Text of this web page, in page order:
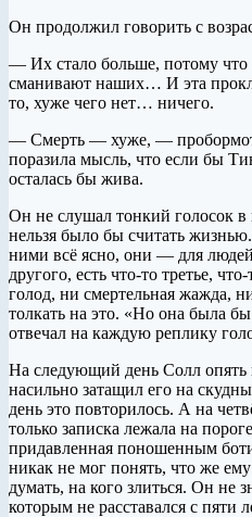
Он продолжил говорить с
— Их стало больше, потому
сманивают наших… И эта
то, хуже чего нет… ничего.
— Смерть — хуже, —
поразила мысль, что если бы
осталась бы жива.
Он не слушал тонкий голосок в
нельзя было бы считать
ними всё ясно, они — для
другого, есть что-то третье,
голод, ни смертельная жажда,
толкать на это. «Но она была
отвечал на каждую реплику
На следующий день Солл
насильно затащил его на
день это повторилось. А на
только записка лежала на
придавленная поношенным
никак не мог понять, что же
думать, на кого злиться. Он не
которым не расставался с пяти